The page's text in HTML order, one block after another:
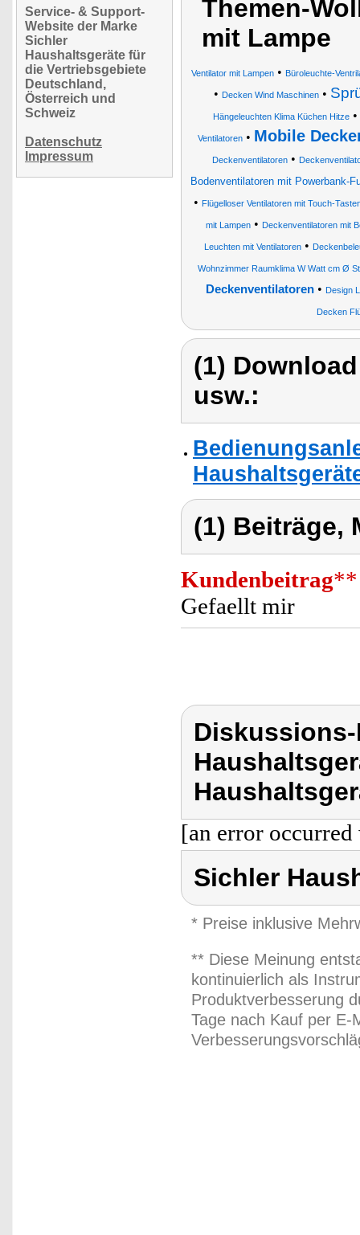
Service- & Support-
Website der Marke
Sichler
Haushaltsgeräte für
die Vertriebsgebiete
Deutschland,
Österreich und
Schweiz
Datenschutz
Impressum
Themen-
mit Lampe
Ventilator mit Lampen• Büroleuchte-
• Decken Wind Maschinen •
Hängeleuchten Klima Küchen Hitze •
Ventilatoren • Mobile
Deckenventilatoren•
Bodenventilatoren mit Powerbank-
• Flügelloser Ventilatoren mit Touch-
mit Lampen• Deckenventilatoren mit
Leuchten mit Ventilatoren•
Wohnzimmer Raumklima W Watt cm Ø
Deckenventilatoren• Design
Decken
(1)
usw.:
(1) Beiträge,
Kundenbeitrag**
Gefaellt mir
[an error
Sichler
* Preise inklusive
** Diese Meinung
kontinuierlich als
Produktverbesserung
Tage nach Kauf per E-